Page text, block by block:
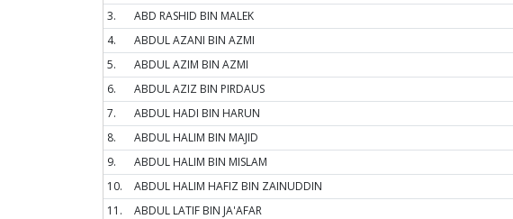
3.
ABD RASHID BIN MALEK
4.
ABDUL AZANI BIN AZMI
5.
ABDUL AZIM BIN AZMI
6.
ABDUL AZIZ BIN PIRDAUS
7.
ABDUL HADI BIN HARUN
8.
ABDUL HALIM BIN MAJID
9.
ABDUL HALIM BIN MISLAM
10.
ABDUL HALIM HAFIZ BIN ZAINUDDIN
11.
ABDUL LATIF BIN JA'AFAR